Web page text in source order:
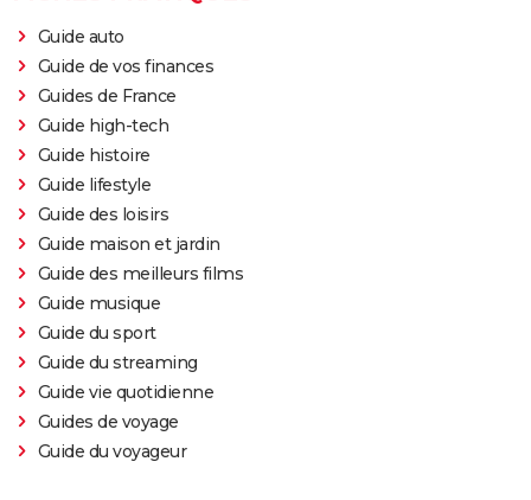
Guide auto
Guide de vos finances
Guides de France
Guide high-tech
Guide histoire
Guide lifestyle
Guide des loisirs
Guide maison et jardin
Guide des meilleurs films
Guide musique
Guide du sport
Guide du streaming
Guide vie quotidienne
Guides de voyage
Guide du voyageur